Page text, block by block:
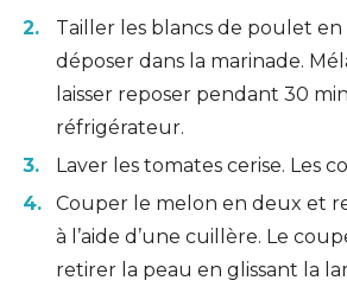
Tailler les blancs de poulet en
déposer dans la marinade.
laisser reposer pendant 30
réfrigérateur.
Laver les tomates cerise. Les
Couper le melon en deux et
à l’aide d’une cuillère. Le
retirer la peau en glissant la